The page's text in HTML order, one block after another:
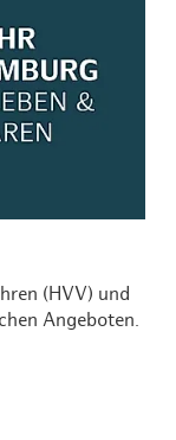
(HVV) und
Angeboten.